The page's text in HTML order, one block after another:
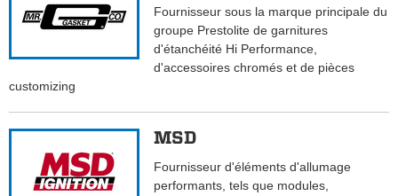
Fournisseur sous la marque principale du
groupe Prestolite de garnitures
d'étanchéité Hi Performance,
d'accessoires chromés et de pièces
customizing
MSD
Fournisseur d'éléments d'allumage
performants, tels que modules,